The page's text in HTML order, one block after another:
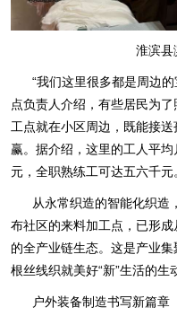
淮滨县
“我们这里很多都是周边
点负责人介绍，有些居民为
工点就在小区周边，既能接
赢。据介绍，这里的工人平
元，全职熟练工可达五六千元
从永常织造的智能化织造
布社区的来料加工点，已形
的全产业链生态。这是产业
根丝线织就美好“新”生活的生
户外装备制造书写新篇章